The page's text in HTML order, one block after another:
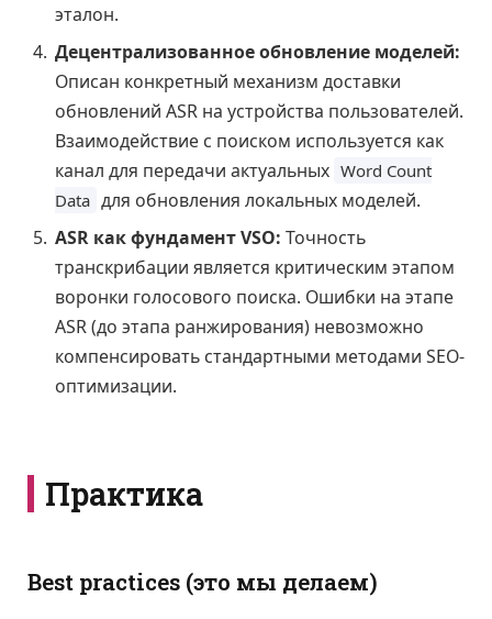
эталон.
Децентрализованное обновление моделей:
Описан конкретный механизм доставки
обновлений ASR на устройства пользователей.
Взаимодействие с поиском используется как
канал для передачи актуальных Word Count
Data для обновления локальных моделей.
ASR как фундамент VSO: Точность
транскрибации является критическим этапом
воронки голосового поиска. Ошибки на этапе
ASR (до этапа ранжирования) невозможно
компенсировать стандартными методами SEO-
оптимизации.
Практика
Best practices (это мы делаем)